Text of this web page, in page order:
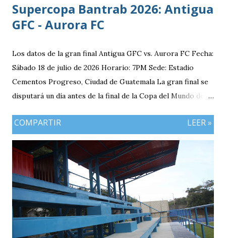
Supercopa Bantrab 2026: Antigua
GFC - Aurora FC
Los datos de la gran final Antigua GFC vs. Aurora FC Fecha:
Sábado 18 de julio de 2026 Horario: 7PM Sede: Estadio
Cementos Progreso, Ciudad de Guatemala La gran final se
disputará un día antes de la final de la Copa del Mundo de la
especialmente futbolera para los aficionados
guatemaltecos. Antigua GFC llega al partido como el
equipo más regular del torneo tras g
COMPARTIR LEER »